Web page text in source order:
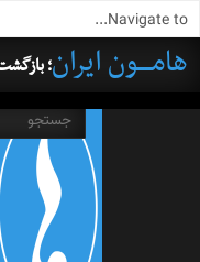
هامــــون ایران؛